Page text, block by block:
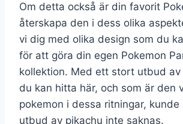
Om detta också är din favorit
återskapa den i dess olika
vi dig med olika design som du
för att göra din egen Pokemon
kollektion. Med ett stort utbud av
du kan hitta här, och som är den
pokemon i dessa ritningar,
utbud av pikachu inte saknas.